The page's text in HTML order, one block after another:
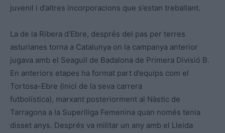
juvenil i d’altres incorporacions que s’estan treballant.
La de la Ribera d’Ebre, després del pas per terres
asturianes torna a Catalunya on la campanya anterior
jugava amb el Seagull de Badalona de Primera Divisió B.
En anteriors etapes ha format part d’equips com el
Tortosa-Ebre (inici de la seva carrera
futbolística), marxant posteriorment al Nàstic de
Tarragona a la Superlliga Femenina quan només tenia
disset anys. Després va militar un any amb el Lleida